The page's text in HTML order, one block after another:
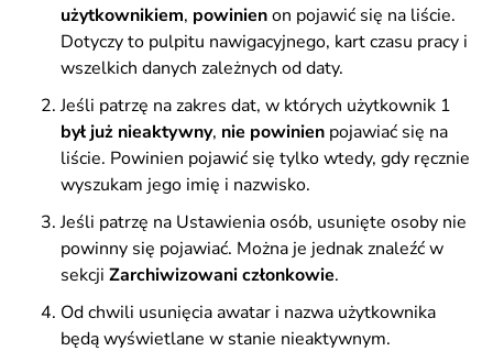
użytkownikiem, powinienon pojawić się na liście.
Dotyczy to pulpitu nawigacyjnego, kart czasu pracy i
wszelkich danych zależnych od daty.
Jeśli patrzę na zakres dat, w których użytkownik 1
był już nieaktywny, nie powinien pojawiać się na
liście. Powinien pojawić się tylko wtedy, gdy ręcznie
wyszukam jego imię i nazwisko.
Jeśli patrzę na Ustawienia osób, usunięte osoby nie
powinny się pojawiać. Można je jednak znaleźć w
sekcji Zarchiwizowani członkowie.
Od chwili usunięcia awatar i nazwa użytkownika
będą wyświetlane w stanie nieaktywnym.